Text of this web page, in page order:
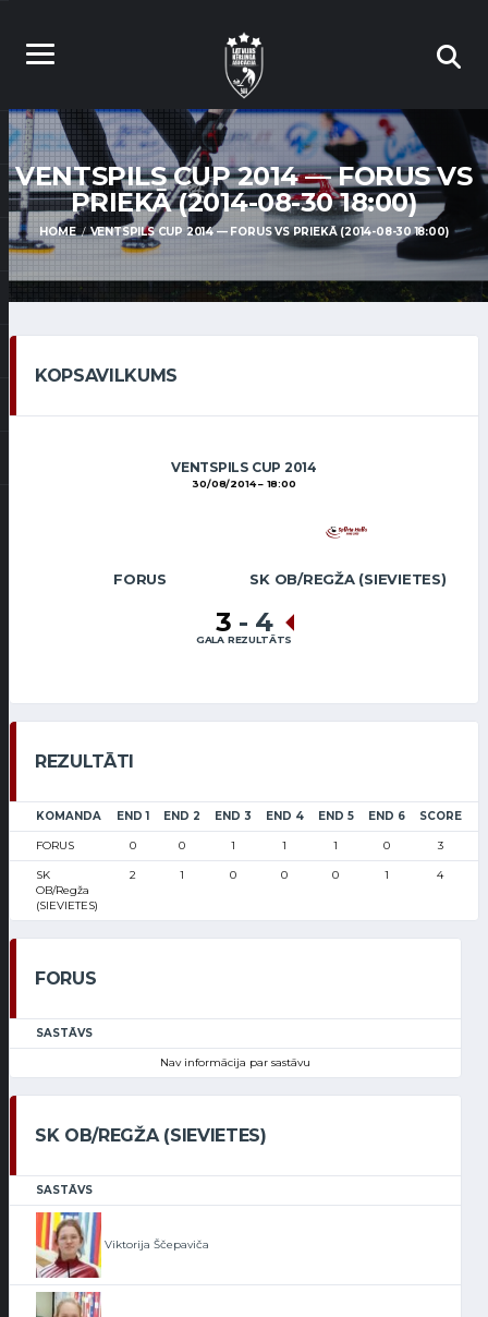
VENTSPILS CUP 2014 — FORUS VS
PRIEKĀ (2014-08-30 18:00)
HOME VENTSPILS CUP 2014 — FORUS VS PRIEKĀ (2014-08-30 18:00)
KOPSAVILKUMS
VENTSPILS CUP 2014
30/08/2014 18:00
FORUS SK OB/REGŽA (SIEVIETES)
3 - 4
GALA REZULTĀTS
REZULTĀTI
KOMANDA END 1 END 2 END 3 END 4 END 5 END 6 SCORE
FORUS 0 0 1 1 1 0 3
SK
OB/Regža
(SIEVIETES)
2 1 0 0 0 1 4
FORUS
SASTĀVS
Nav informācija par sastāvu
SK OB/REGŽA (SIEVIETES)
SASTĀVS
Viktorija Ščepaviča